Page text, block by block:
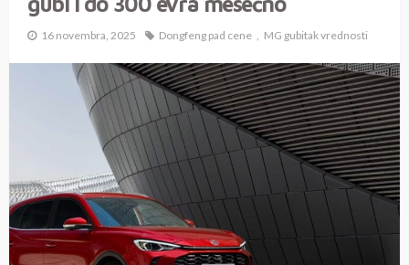
16 novembra, 2025 Dongfeng pad cene MG gubitak vrednosti